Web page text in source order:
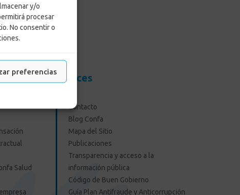
y/o
procesar
No consentir o
preferencias
Salud
Enlaces
Contacto
Blog Confa
Mapa del Sitio
Publicaciones
Transparencia y acceso a la
información pública
Código de Buen Gobierno
Guía Plan Antifraude y Anticorrupción